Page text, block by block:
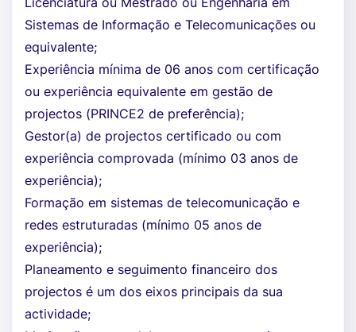
Sistemas de Informação e Telecomunicações ou
equivalente;
Experiência mínima de 06 anos com certificação
ou experiência equivalente em gestão de
projectos (PRINCE2 de preferência);
Gestor(a) de projectos certificado ou com
experiência comprovada (mínimo 03 anos de
experiência);
Formação em sistemas de telecomunicação e
redes estruturadas (mínimo 05 anos de
experiência);
Planeamento e seguimento financeiro dos
projectos é um dos eixos principais da sua
actividade;